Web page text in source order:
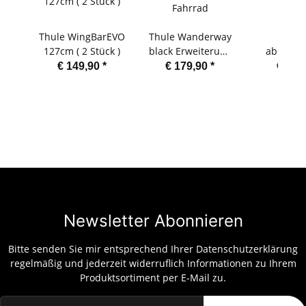
Thule WingBarEVO
127cm ( 2 Stück )
€ 149,90 *
Thule Wanderway
black Erweiterung
4. Fahrrad
€ 179,90* €
Newsletter Abonnieren
Bitte senden Sie mir entsprechend Ihrer Datenschutzerklärung
regelmäßig und jederzeit widerruflich Informationen zu Ihrem
Produktsortiment per E-Mail zu.